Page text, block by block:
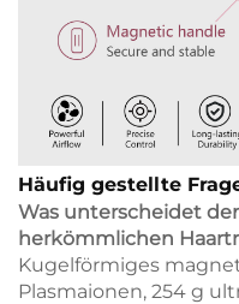
Häufig gestellte
Was unterscheidet
herkömmlichen
Kugelförmiges
Plasmaionen, 254 g